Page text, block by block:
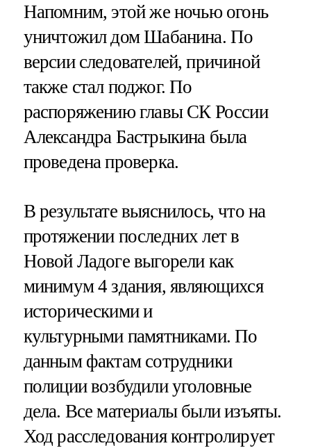
Напомним, этой же ночью огонь
уничтожил дом Шабанина. По
версии следователей, причиной
также стал поджог. По
распоряжению главы СК России
Александра Бастрыкина была
проведена проверка.
В результате выяснилось, что на
протяжении последних лет в
Новой Ладоге выгорели как
минимум 4 здания, являющихся
историческими и
культурными памятниками. По
данным фактам сотрудники
полиции возбудили уголовные
дела. Все материалы были изъяты.
Ход расследования контролирует